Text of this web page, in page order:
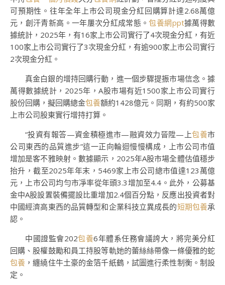
可預期性。往年全年上市公司現金分紅回購算計達2.68萬億
元，創汗青新高。一年屢次分紅成常態。包養網ppt據萬得數
據統計，2025年，有16家上市公司實行了4次現金分紅，有近
100家上市公司實行了3次現金分紅，有逾900家上市公司實行
2次現金分紅。
真金白銀的增持回購行動，進一個步驟提振市場信念。據
萬得數據統計，2025年，A股市場有近1500家上市公司實行
股份回購，擬回購總金包養額約1428億元。同期，有約500家
上市公司股東實行增持打算。
“投資有報答—資金積極進市—融資效力晉陞—上包養市
公司東西的品質進步”這一正向輪迴慢慢構成，上市公司市值
增加是客不雅映射。數據顯示，2025年A股市場全體估值穩步
抬升，截至2025年年末，5469家上市公司總市值達123萬億
元，上市公司均勻市凈率從年頭3.3增加至4.4。此外，公募基
金中A股設置裝備擺設比重增加2.4個百分點，反應出投資者對
中國經濟高東西的品質轉型和企業科技立異成長的短期包養承
認。
中國證監會202包養6年體系任務會議誇大，將完美分紅
回購、股權鼓勵和員工持股等軌她的蕾絲絲帶像一條優雅的蛇
包養 ，纏繞住牛土豪的金箔千紙鶴，試圖進行柔性制衡。制設
定。